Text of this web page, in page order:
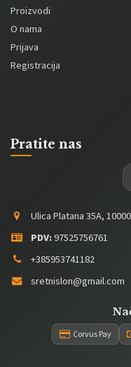
Proizvodi
O nama
Prijava
Registracija
Pratite nas
Ulica Platana 35A,
PDV: 97525756761
+385953741182
sretnislon@gmail.com
Corvus Pay